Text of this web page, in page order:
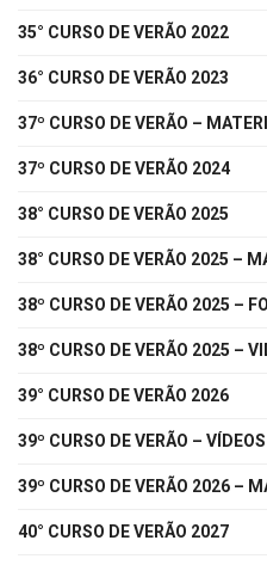
35° CURSO DE VERÃO 2022
36° CURSO DE VERÃO 2023
37º CURSO DE VERÃO –
37º CURSO DE VERÃO 2024
38° CURSO DE VERÃO 2025
38° CURSO DE VERÃO 2025 –
38º CURSO DE VERÃO 2025 –
38º CURSO DE VERÃO 2025 –
39° CURSO DE VERÃO 2026
39º CURSO DE VERÃO – VÍDEOS
39º CURSO DE VERÃO 2026 –
40° CURSO DE VERÃO 2027